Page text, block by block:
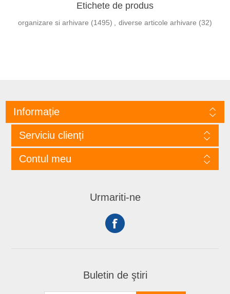
Etichete de produs
organizare si arhivare (1495) , diverse articole arhivare (32)
Informație
Serviciu clienți
Contul meu
Urmariti-ne
Buletin de ştiri